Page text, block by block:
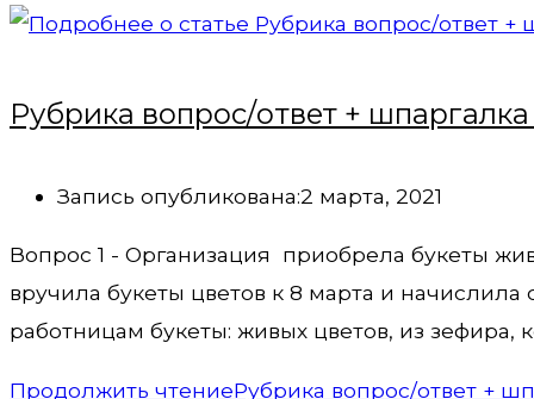
Рубрика вопрос/ответ +
Запись опубликована:2 марта, 2021
Вопрос 1 - Организация приобрела букеты
вручила букеты цветов к 8 марта и
работницам букеты: живых цветов, из зефира,
Продолжить чтениеРубрика вопрос/ответ +